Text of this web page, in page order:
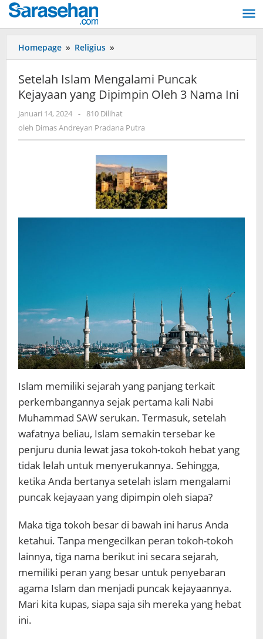
Lewati
ke
konten
Homepage » Religius »
Islam
Mengalami
Puncak
Kejayaan
yang
Oleh
Nama
Ini
Setelah Islam Mengalami Puncak
Kejayaan yang Dipimpin Oleh 3 Nama Ini
Januari 14, 2024 oleh
Dimas
Andreyan
Putra
- 810 Dilihat
oleh Dimas Andreyan Pradana Putra
Islam memiliki sejarah yang panjang terkait
perkembangannya sejak pertama kali Nabi
Muhammad SAW serukan. Termasuk, setelah
wafatnya beliau, Islam semakin tersebar ke
penjuru dunia lewat jasa tokoh-tokoh hebat yang
tidak lelah untuk menyerukannya. Sehingga,
ketika Anda bertanya setelah islam mengalami
puncak kejayaan yang dipimpin oleh siapa?
Maka tiga tokoh besar di bawah ini harus Anda
ketahui. Tanpa mengecilkan peran tokoh-tokoh
lainnya, tiga nama berikut ini secara sejarah,
memiliki peran yang besar untuk penyebaran
agama Islam dan menjadi puncak kejayaannya.
Mari kita kupas, siapa saja sih mereka yang hebat
ini.